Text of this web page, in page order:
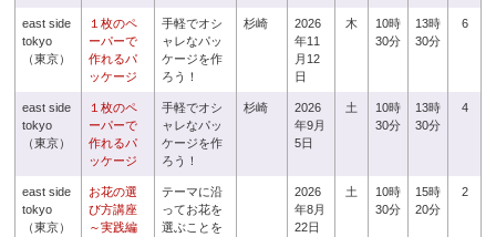
east side
tokyo
（東京）
１枚のペ
ーパーで
作れるパ
ッケージ
手軽でオシ
ャレなパッ
ケージを作
ろう！
杉崎
2026
年11
月12
日
木
10時
30分
13時
30分
6
east side
tokyo
（東京）
１枚のペ
ーパーで
作れるパ
ッケージ
手軽でオシ
ャレなパッ
ケージを作
ろう！
杉崎
2026
年9月
5日
土
10時
30分
13時
30分
4
east side
tokyo
（東京）
お花の選
び方講座
～実践編
テーマに沿
ってお花を
選ぶことを
2026
年8月
22日
土
10時
30分
15時
20分
2